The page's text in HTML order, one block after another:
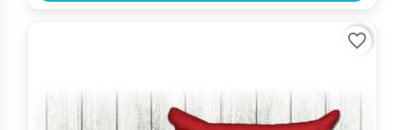
favorite_border